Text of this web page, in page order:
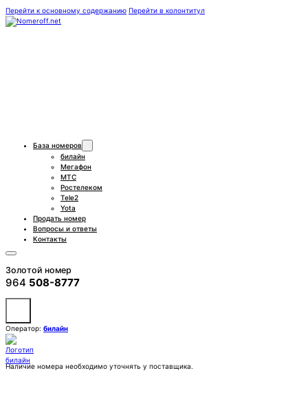
Перейти к основному содержанию Перейти в колонтитул
База номеров
билайн
Мегафон
МТС
Ростелеком
Tele2
Yota
Продать номер
Вопросы и ответы
Контакты
Золотой номер
964 508-8777
Оператор: билайн
Наличие номера необходимо уточнять у поставщика.